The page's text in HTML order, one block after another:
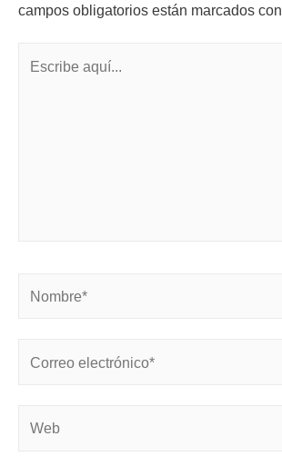
campos obligatorios están marcados con